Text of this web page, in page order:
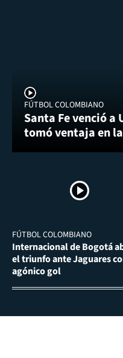
FÚTBOL COLOMBIANO
Santa Fe venció a
tomó ventaja en
FÚTBOL COLOMBIANO
Internacional de Bogotá
el triunfo ante Jaguares
agónico gol